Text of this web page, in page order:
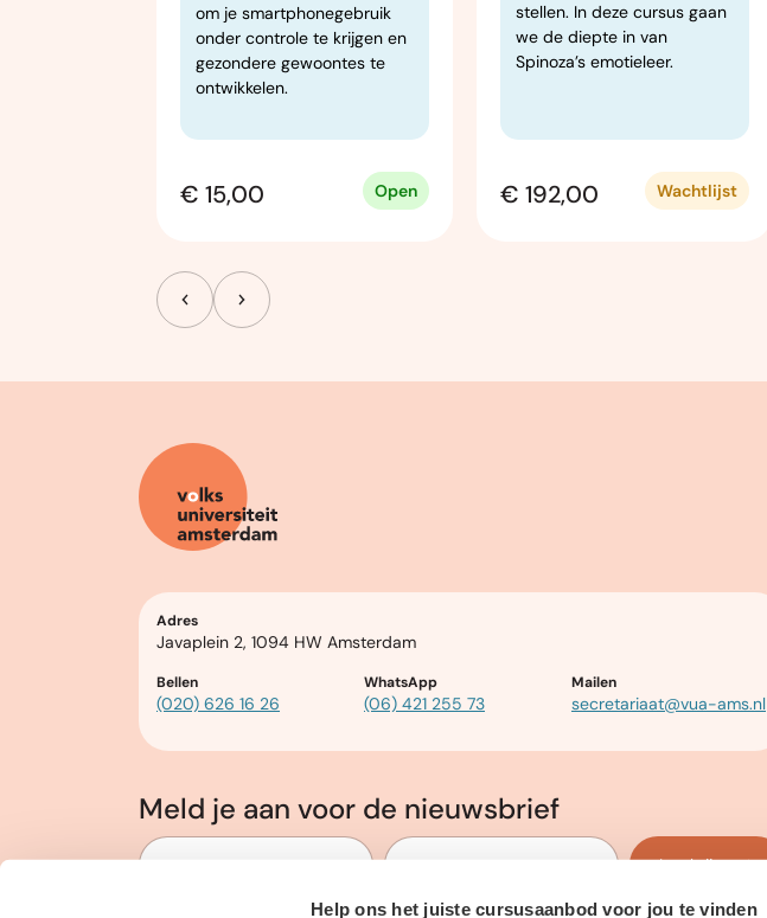
Help ons het juiste cursusaanbod voor jou te vinden
om je smartphonegebruik
onder controle te krijgen en
gezondere gewoontes te
ontwikkelen.
€ 15,00 Open
stellen. In deze cursus gaan
we de diepte in van
Spinoza’s emotieleer.
€ 192,00 Wachtlijst
Adres
Javaplein 2, 1094 HW Amsterdam
Bellen
(020) 626 16 26
WhatsApp
(06) 421 255 73
Mailen
secretariaat@vua-ams.nl
Meld je aan voor de nieuwsbrief
Inschrijven